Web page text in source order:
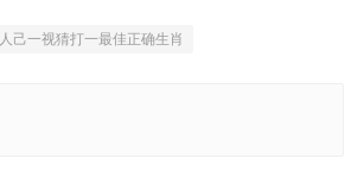
人己一视猜打一最佳正确生肖